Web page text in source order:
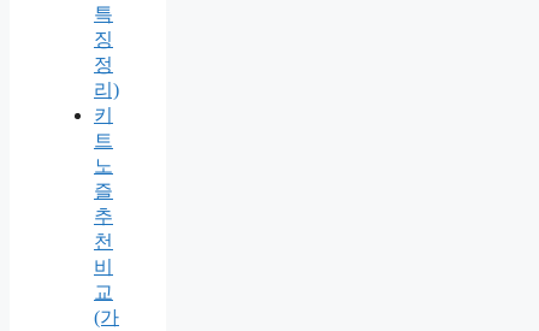
특
징
정
리)
키
트
노
즐
추
천
비
교
(가